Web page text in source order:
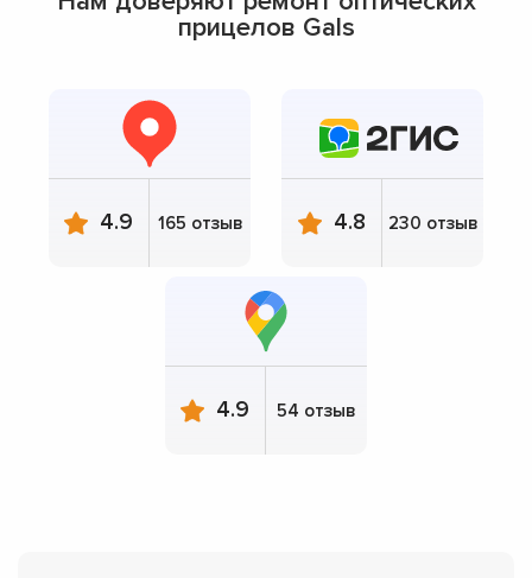
прицелов Gals
4.9 165 отзыв 4.8 230 отзыв
4.9 54 отзыв